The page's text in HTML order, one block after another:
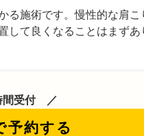
施術です。慢性的な肩
て良くなることはまず
間受付
予約する